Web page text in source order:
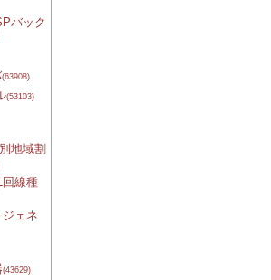
バック
(63908)
(53103)
地域割
回線種
ェネ
(43629)